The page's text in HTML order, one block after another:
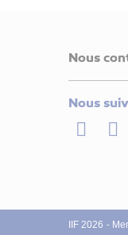
Nous
Nous
LinkedIn
IIF 2026